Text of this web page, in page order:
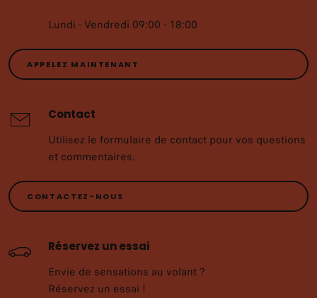
Lundi - Vendredi 09:00 - 18:00
APPELEZ MAINTENANT
Contact
Utilisez le formulaire de contact pour vos questions
et commentaires.
CONTACTEZ-NOUS
Réservez un essai
Envie de sensations au volant ?
Réservez un essai !